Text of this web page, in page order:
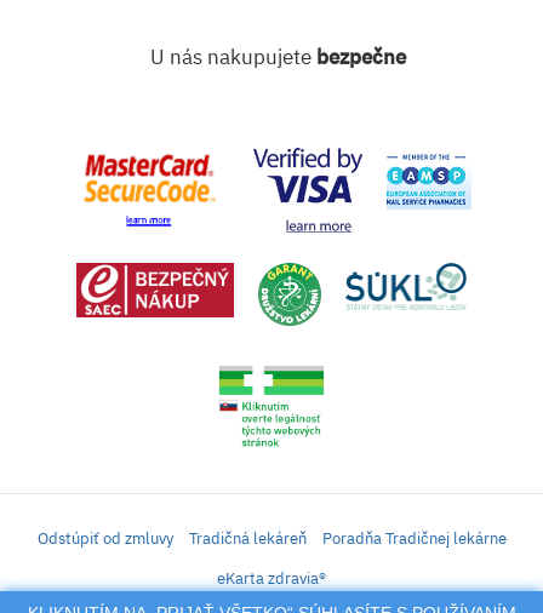
U nás nakupujete bezpečne
Odstúpiť od zmluvy Tradičná lekáreň
Poradňa Tradičnej lekárne
eKarta zdravia®